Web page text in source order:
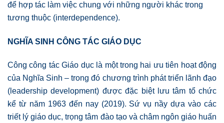
để hợp tác làm việc chung với những người khác trong
tương thuộc (interdependence).
NGHĨA SINH CÔNG TÁC GIÁO DỤC
Công công tác Giáo dục là một trong hai ưu tiên hoạt động
của Nghĩa Sinh – trong đó chương trình phát triển lãnh đạo
(leadership development) được đặc biệt lưu tâm tổ chức
kể từ năm 1963 đến nay (2019). Sứ vụ nầy dựa vào các
triết lý giáo dục, trọng tâm đào tạo và châm ngôn giáo huấn